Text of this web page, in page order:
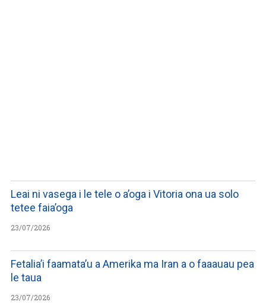
Leai ni vasega i le tele o a’oga i Vitoria ona ua solo
tetee faia’oga
23/07/2026
Fetalia’i faamata’u a Amerika ma Iran a o faaauau pea
le taua
23/07/2026